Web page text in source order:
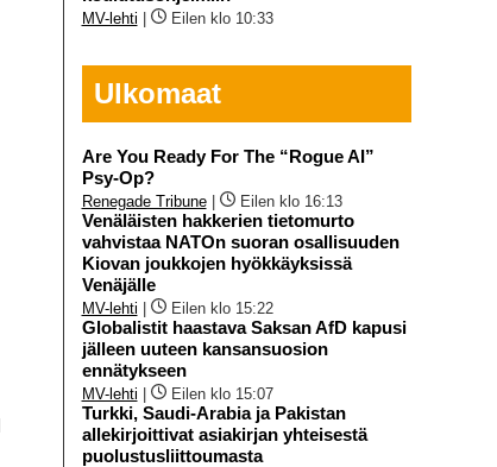
MV-lehti Eilen klo 10:33
Ulkomaat
Are You Ready For The “Rogue AI”
Psy-Op?
Renegade Tribune| Eilen klo 16:13
Venäläisten hakkerien tietomurto
vahvistaa NATOn suoran osallisuuden
Kiovan joukkojen hyökkäyksissä
Venäjälle
MV-lehti Eilen klo 15:22
Globalistit haastava Saksan AfD kapusi
jälleen uuteen kansansuosion
ennätykseen
MV-lehti Eilen klo 15:07
Turkki, Saudi-Arabia ja Pakistan
allekirjoittivat asiakirjan yhteisestä
puolustusliittoumasta